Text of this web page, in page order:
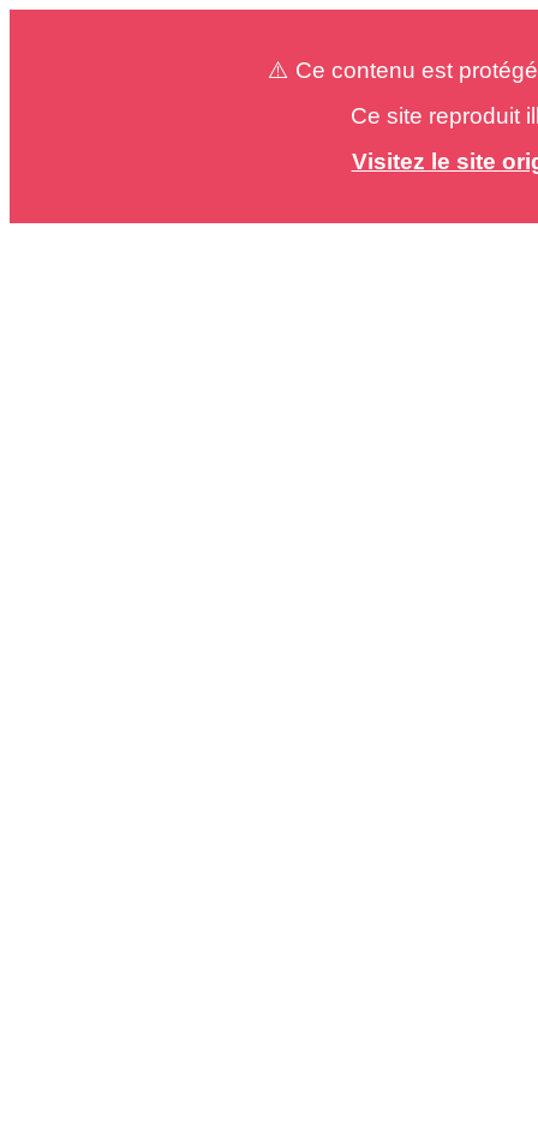
⚠️ Ce contenu est
Ce site reproduit
Visitez le site